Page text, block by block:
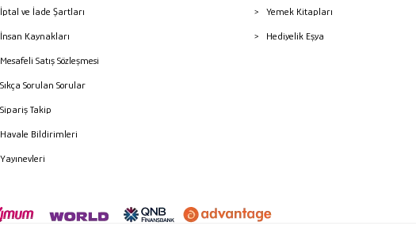
İptal ve İade Şartları
İnsan Kaynakları
Mesafeli Satış Sözleşmesi
Sıkça Sorulan Sorular
Sipariş Takip
Havale Bildirimleri
Yayınevleri
Yemek Kitapları
Hediyelik Eşya